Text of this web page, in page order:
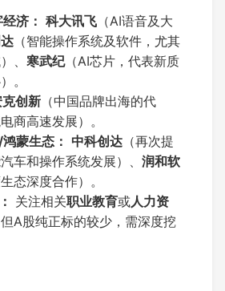
济： 科大讯飞 （AI语音及大
（智能操作系统及软件，尤其
、 寒武纪（AI芯片，代表新质
。
创新 （中国品牌出海的代
商高速发展）。
蒙生态： 中科创达 （再次提
车和操作系统发展）、 润和软
态深度合作）。
关注相关职业教育或人力资
A股纯正标的较少，需深度挖